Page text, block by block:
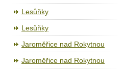
Lesůňky
Lesůňky
Jaroměřice nad Rokytnou
Jaroměřice nad Rokytnou